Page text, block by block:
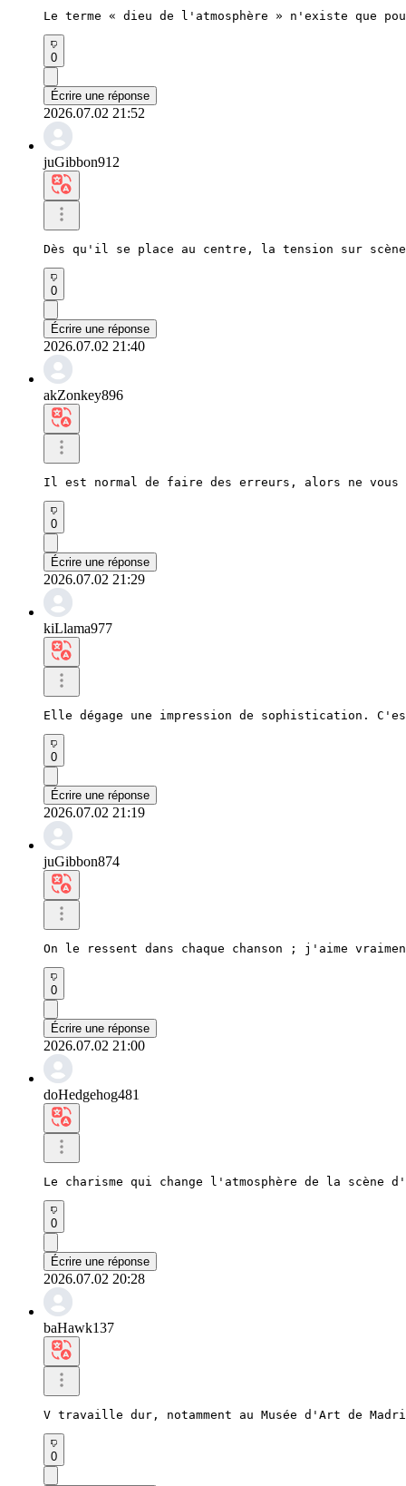
Le terme « dieu de l'atmosphère » n'existe que
0
Écrire une réponse
2026.07.02 21:52
juGibbon912
Dès qu'il se place au centre, la tension sur
0
Écrire une réponse
2026.07.02 21:40
akZonkey896
Il est normal de faire des erreurs, alors ne vous
0
Écrire une réponse
2026.07.02 21:29
kiLlama977
Elle dégage une impression de sophistication.
0
Écrire une réponse
2026.07.02 21:19
juGibbon874
On le ressent dans chaque chanson ; j'aime
0
Écrire une réponse
2026.07.02 21:00
doHedgehog481
Le charisme qui change l'atmosphère de la
0
Écrire une réponse
2026.07.02 20:28
baHawk137
V travaille dur, notamment au Musée d'Art de
0